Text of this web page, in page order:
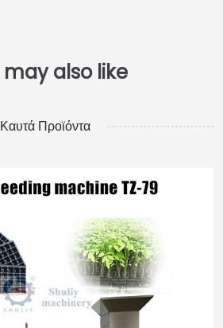
Καυτά Προϊόντα